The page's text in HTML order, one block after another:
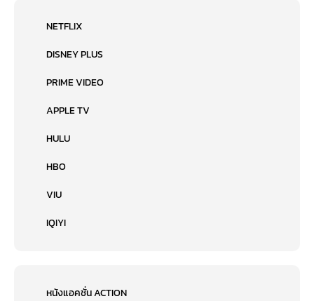
NETFLIX
DISNEY PLUS
PRIME VIDEO
APPLE TV
HULU
HBO
VIU
IQIYI
หนังแอคชั่น ACTION